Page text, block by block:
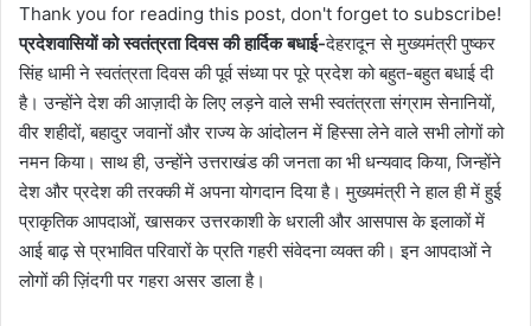
Thank you for reading this post, don't forget to subscribe!
प्रदेशवासियों को स्वतंत्रता दिवस की हार्दिक बधाई-देहरादून से मुख्यमंत्री पुष्कर
सिंह धामी ने स्वतंत्रता दिवस की पूर्व संध्या पर पूरे प्रदेश को बहुत-बहुत बधाई दी
है। उन्होंने देश की आज़ादी के लिए लड़ने वाले सभी स्वतंत्रता संग्राम सेनानियों,
वीर शहीदों, बहादुर जवानों और राज्य के आंदोलन में हिस्सा लेने वाले सभी लोगों को
नमन किया। साथ ही, उन्होंने उत्तराखंड की जनता का भी धन्यवाद किया, जिन्होंने
देश और प्रदेश की तरक्की में अपना योगदान दिया है। मुख्यमंत्री ने हाल ही में हुई
प्राकृतिक आपदाओं, खासकर उत्तरकाशी के धराली और आसपास के इलाकों में
आई बाढ़ से प्रभावित परिवारों के प्रति गहरी संवेदना व्यक्त की। इन आपदाओं ने
लोगों की ज़िंदगी पर गहरा असर डाला है।